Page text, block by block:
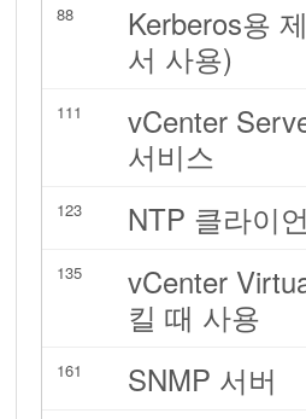
88
Kerberos용
서 사용)
111
vCenter
서비스
123 NTP 클라이
135
vCenter
킬 때 사용
161 SNMP 서버